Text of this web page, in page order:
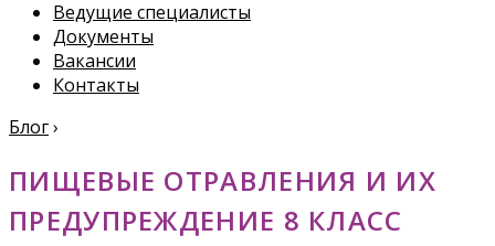
Ведущие специалисты
Документы
Вакансии
Контакты
Блог›
ПИЩЕВЫЕ ОТРАВЛЕНИЯ И ИХ
ПРЕДУПРЕЖДЕНИЕ 8 КЛАСС